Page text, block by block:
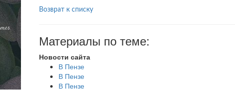
Возврат к списку
Материалы по теме:
Новости сайта
В Пензе
В Пензе
В Пензе